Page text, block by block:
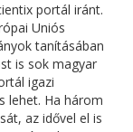
portál iránt.
Uniós
tanításában
is sok magyar
igazi
lehet. Ha három
az idővel el is